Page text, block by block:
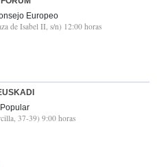
Europeo
de Isabel II, s/n) 12:00 horas
37-39) 9:00 horas